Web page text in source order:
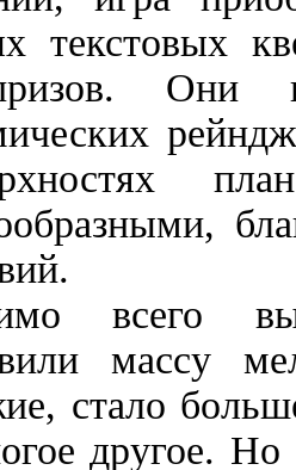
текстовых
Они
всего
массу
стало
другое.